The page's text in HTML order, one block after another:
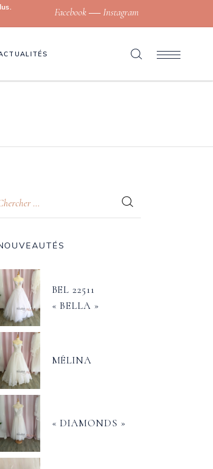
Facebook Instagram
BEL 22511
« BELLA »
MÉLINA
« DIAMONDS »